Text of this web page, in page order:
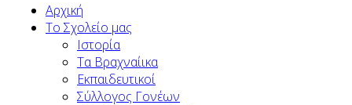
Αρχική
To Σχολείο μας
Ιστορία
Τα Βραχναίικα
Εκπαιδευτικοί
Σύλλογος Γονέων